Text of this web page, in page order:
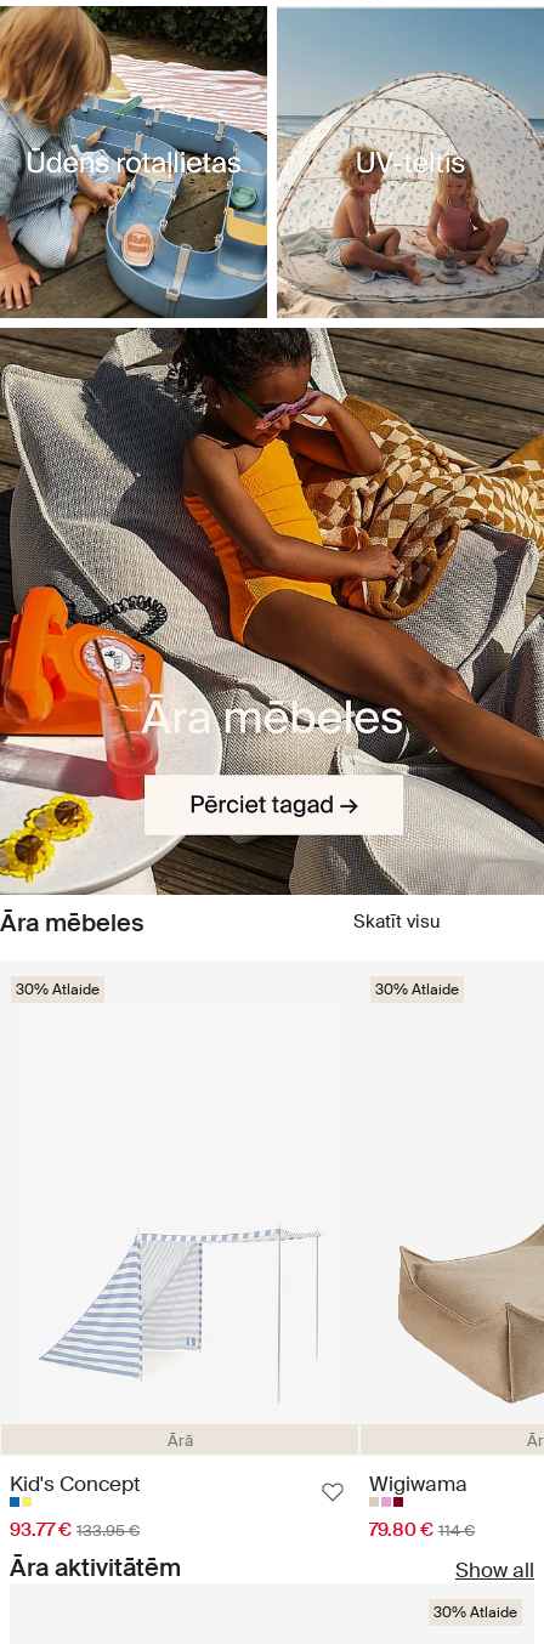
Āra mēbeles Skatīt visu
Ārā
30% Atlaide
Kid's Concept
93.77 € 133.95 €
30% Atlaide
Wigiwama
79.80 € 114 €
Āra aktivitātēm Show all
30% Atlaide